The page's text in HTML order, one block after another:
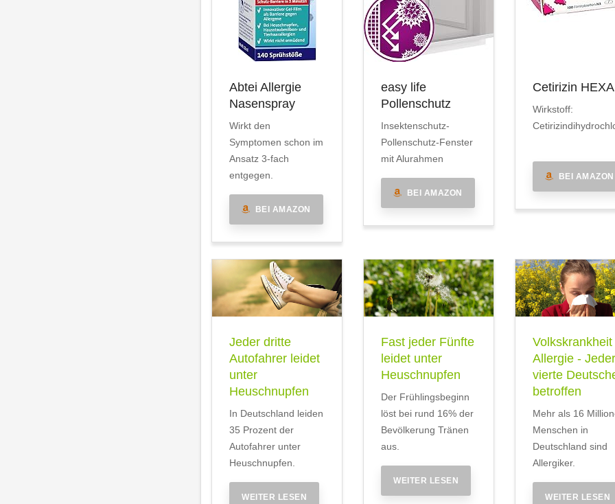
Abtei Allergie
Nasenspray
Wirkt den
Symptomen schon im
Ansatz 3-fach
entgegen.
BEI AMAZON
easy life
Pollenschutz
Insektenschutz-
Pollenschutz-Fenster
mit Alurahmen
BEI AMAZON
Cetirizin
Wirkstoff:
BEI AMAZON
Jeder dritte
Autofahrer leidet
unter
Heuschnupfen
In Deutschland leiden
35 Prozent der
Autofahrer unter
Heuschnupfen.
WEITER LESEN
Fast jeder Fünfte
leidet unter
Heuschnupfen
Der Frühlingsbeginn
löst bei rund 16% der
Bevölkerung Tränen
aus.
WEITER LESEN
Volkskrankheit
Allergie - Jeder
vierte
betroffen
Mehr als 16
Menschen in
Deutschland sind
Allergiker.
WEITER LESEN